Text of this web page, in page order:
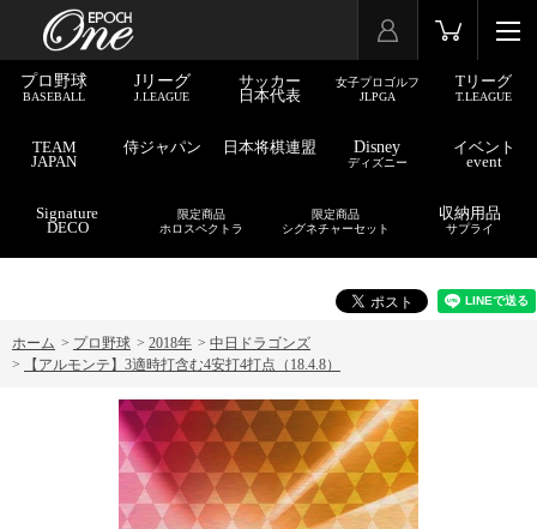
プロ野球
BASEBALL
Jリーグ
J.LEAGUE
サッカー
日本代表
女子プロゴルフ
JLPGA
Tリーグ
T.LEAGUE
TEAM
JAPAN
侍ジャパン 日本将棋連盟 Disney
ディズニー
イベント
event
Signature
DECO
限定商品
ホロスペクトラ
限定商品
シグネチャーセット
収納用品
サプライ
ホーム > プロ野球 > 2018年 > 中日ドラゴンズ
>
【アルモンテ】3適時打含む4安打4打点（18.4.8）